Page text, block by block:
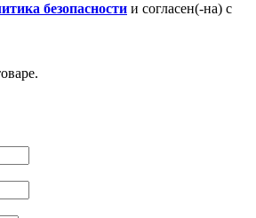
безопасности и согласен(-на) с